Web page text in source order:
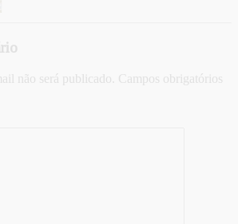
não será publicado. Campos obrigatórios